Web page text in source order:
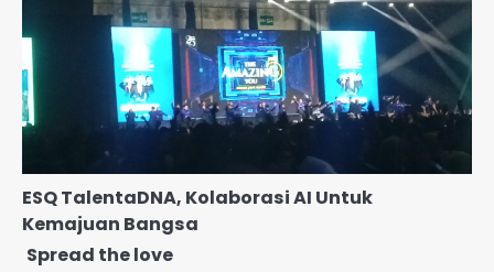
ESQ TalentaDNA, Kolaborasi AI Untuk
Kemajuan Bangsa
Spread the love